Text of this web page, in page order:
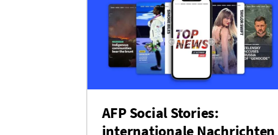
AFP Social Stories:
internationale Nachrichten